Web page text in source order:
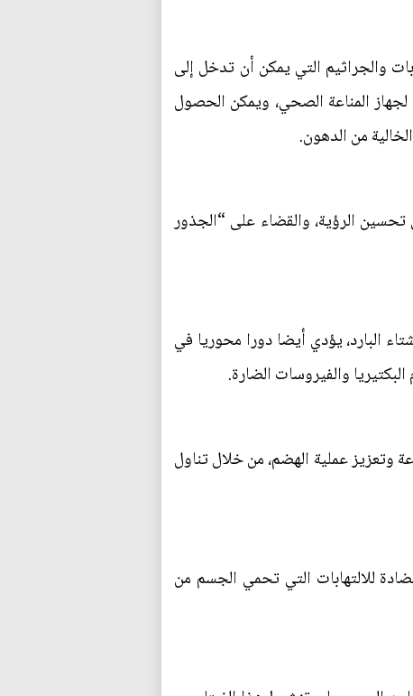
والجراثيم التي يمكن أن تدخل إلى
المناعة الصحي، ويمكن الحصول
من الدهون.
الرؤية، والقضاء على “الجذور
الشتاء البارد، يؤدي أيضا دورا محوريا في
والفيروسات الضارة.
وتعزيز عملية الهضم، من خلال تناول
للالتهابات التي تحمي الجسم من